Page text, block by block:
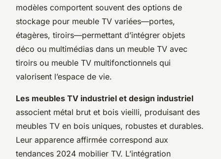
modèles comportent souvent des options de
stockage pour meuble TV variées—portes,
étagères, tiroirs—permettant d’intégrer objets
déco ou multimédias dans un meuble TV avec
tiroirs ou meuble TV multifonctionnels qui
valorisent l’espace de vie.
Les meubles TV industriel et design industriel
associent métal brut et bois vieilli, produisant des
meubles TV en bois uniques, robustes et durables.
Leur apparence affirmée correspond aux
tendances 2024 mobilier TV. L’intégration